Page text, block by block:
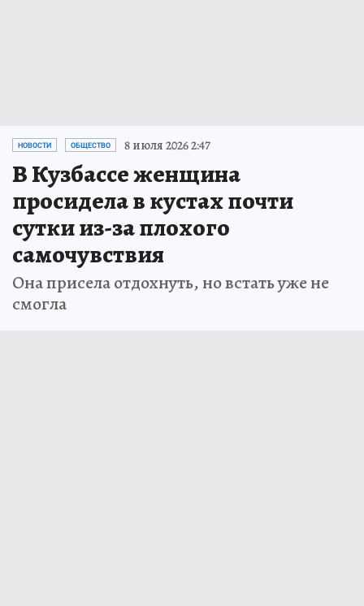
НОВОСТИ ОБЩЕСТВО 8 июля 2026 2:47
В Кузбассе женщина
просидела в кустах почти
сутки из-за плохого
самочувствия
Она присела отдохнуть, но встать уже не
смогла